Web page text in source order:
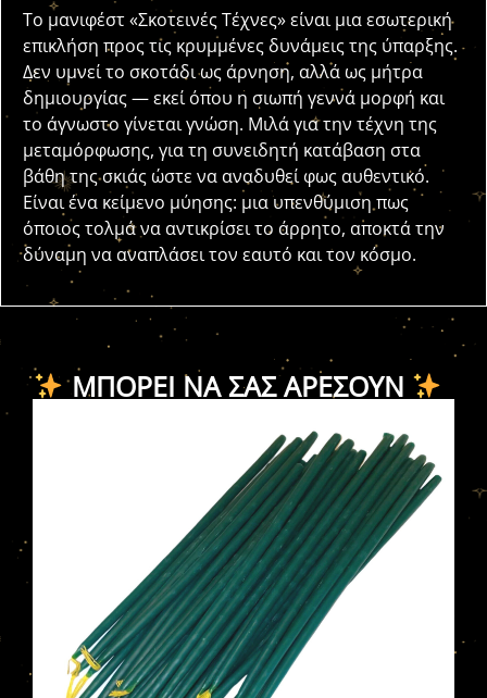
Το μανιφέστ «Σκοτεινές Τέχνες» είναι μια εσωτερική
επικλήση προς τις κρυμμένες δυνάμεις της ύπαρξης.
Δεν υμνεί το σκοτάδι ως άρνηση, αλλά ως μήτρα
δημιουργίας — εκεί όπου η σιωπή γεννά μορφή και
το άγνωστο γίνεται γνώση. Μιλά για την τέχνη της
μεταμόρφωσης, για τη συνειδητή κατάβαση στα
βάθη της σκιάς ώστε να αναδυθεί φως αυθεντικό.
Είναι ένα κείμενο μύησης: μια υπενθύμιση πως
όποιος τολμά να αντικρίσει το άρρητο, αποκτά την
δύναμη να αναπλάσει τον εαυτό και τον κόσμο.
ΜΠΟΡΕΊ ΝΑ ΣΑΣ ΑΡΈΣΟΥΝ